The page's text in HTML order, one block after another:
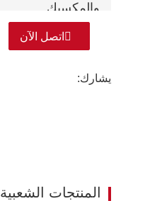
والمكسيك.
اتصل الآن
يشارك:
المنتجات الشعبية